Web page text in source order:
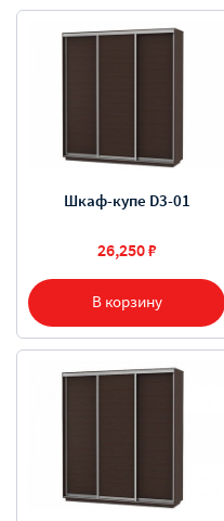
В корзину
Шкаф-купе D3-01
26,250 ₽